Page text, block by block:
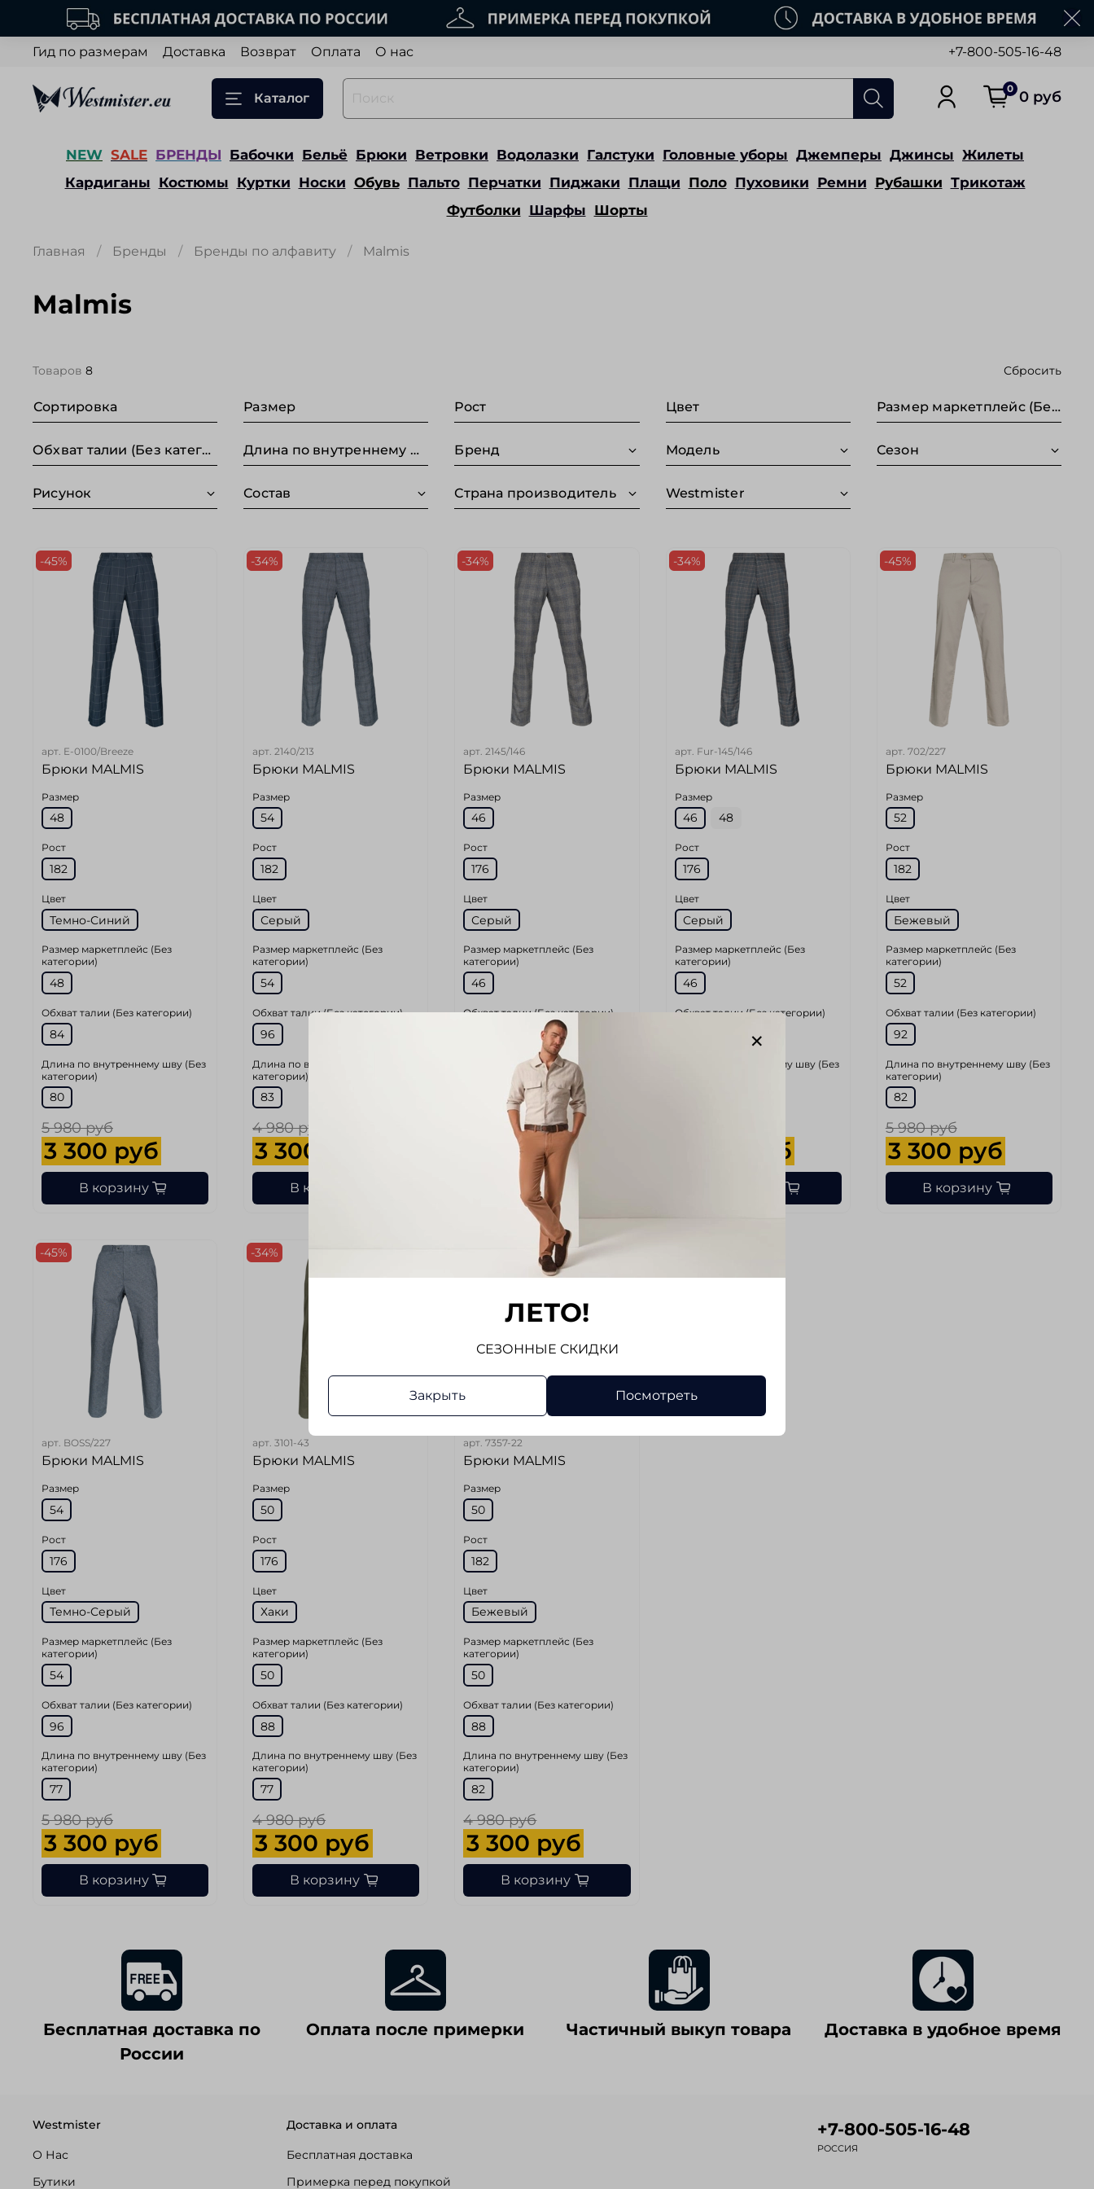
Гид по размерам Доставка Возврат Оплата О нас +7-800-505-16-48
Каталог
0 0 руб
NEW SALE БРЕНДЫ Бабочки Бельё Брюки Ветровки Водолазки Галстуки Головные уборы Джемперы Джинсы Жилеты
Кардиганы Костюмы Куртки Носки Обувь Пальто Перчатки Пиджаки Плащи Поло Пуховики Ремни Рубашки Трикотаж
Футболки Шарфы Шорты
Главная Бренды Бренды по алфавиту Malmis
Malmis
Товаров 8 Сбросить
Сортировка Размер Рост Цвет Размер маркетплейс (Без категории)
Обхват талии (Без категории) Длина по внутреннему шву (Без категории) Бренд Модель Сезон
Рисунок Состав Страна производитель Westmister
-45%
арт. E-0100/Breeze
Брюки MALMIS
Размер
48
Рост
182
Цвет
Темно-Синий
Размер маркетплейс (Без
категории)
48
Обхват талии (Без категории)
84
Длина по внутреннему шву (Без
категории)
80
5 980 руб
3 300 руб
В корзину
-34%
арт.2140/213
Брюки MALMIS
Размер
54
Рост
182
Цвет
Серый
Размер маркетплейс (Без
категории)
54
Обхват талии (Без категории)
96
Длина по внутреннему шву (Без
категории)
83
4 980 руб
3 300 руб
В корзину
-34%
арт.2145/146
Брюки MALMIS
Размер
46
Рост
176
Цвет
Серый
Размер маркетплейс (Без
категории)
46
Обхват талии (Без категории)
Длина по внутреннему шву (Без
категории)
4 980 руб
3 300 руб
В корзину
-34%
арт. Fur-145/146
Брюки MALMIS
Размер
46 48
Рост
176
Цвет
Серый
Размер маркетплейс (Без
категории)
46
Обхват талии (Без категории)
Длина по внутреннему шву (Без
3 300 руб
-45%
арт. 702/227
Брюки MALMIS
Размер
52
Рост
182
Цвет
Бежевый
Размер маркетплейс (Без
категории)
52
Обхват талии (Без категории)
92
Длина по внутреннему шву (Без
категории)
82
5 980 руб
3 300 руб
В корзину
-45%
арт. BOSS/227
Брюки MALMIS
Размер
54
Рост
176
Цвет
Темно-Серый
Размер маркетплейс (Без
категории)
54
Обхват талии (Без категории)
96
Длина по внутреннему шву (Без
категории)
77
5 980 руб
3 300 руб
В корзину
-34%
арт.3101-43
Брюки MALMIS
Размер
50
Рост
176
Цвет
Хаки
Размер маркетплейс (Без
категории)
50
Обхват талии (Без категории)
88
Длина по внутреннему шву (Без
категории)
77
4 980 руб
3 300 руб
В корзину
арт.7357-22
Брюки MALMIS
Размер
50
Рост
182
Цвет
Бежевый
Размер маркетплейс (Без
категории)
50
Обхват талии (Без категории)
88
Длина по внутреннему шву (Без
категории)
82
4 980 руб
3 300 руб
В корзину
Бесплатная доставка по
России
Оплата после примерки Частичный выкуп товара Доставка в удобное время
Westmister
О Нас
Бутики
Доставка и оплата
Бесплатная доставка
Примерка перед покупкой
+7-800-505-16-48
РОССИЯ
ЛЕТО!
СЕЗОННЫЕ СКИДКИ
Закрыть Посмотреть